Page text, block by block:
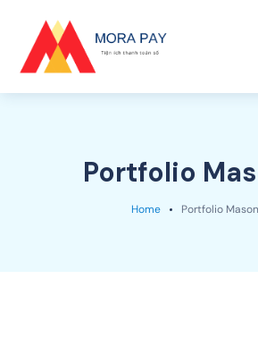
Portfolio
Home Portfolio